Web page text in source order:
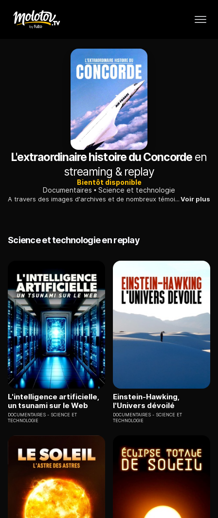
L'extraordinaire histoire du Concordeen
streaming & replay
Bientôt disponible
Documentaires
Science et technologie
A travers des images d'archives et de nombreux témoignages, ce documentaire revient sur les différentes innovations qui ont ponctué la création du Concorde.Voir plus
Science et technologie en replay
L'intelligence artificielle,
un tsunami sur le Web
DOCUMENTAIRES
SCIENCE ET
TECHNOLOGIE
Einstein-Hawking,
l'Univers dévoilé
DOCUMENTAIRES
SCIENCE ET
TECHNOLOGIE